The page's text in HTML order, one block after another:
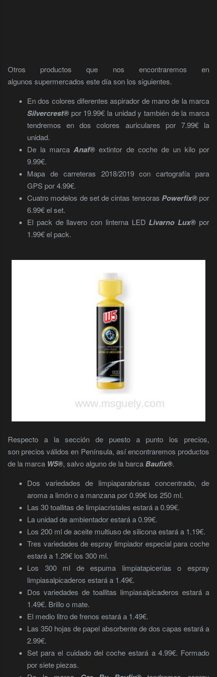
Otros productos que nos encontraremos en
algunos supermercados este día son los siguientes.
En dos colores diferentes aspirador de mano de la marca
Silvercrest® por 19.99€ la unidad y también de la marca
tendremos en dos colores auriculares por 7.99€ la
unidad.
De la marcaAnaf® extintor de coche de un kilo por
9.99€.
Mapa de carreteras 2018/2019 con cartografía para
GPS por 4.99€.
Cuatro modelos de set de cintas tensoras Powerfix®por
6.99€ el set.
El pack de llavero con linterna LED Livarno Lux® por
1.99€ el pack.
Respecto a la sección de puesto a punto los precios,
son precios válidos en Península, así encontraremos productos
de la marca W5®, salvo alguno de la barcaBaufix®.
Dos variedades de limpiaparabrisas concentrado, de
aroma a limón o a manzana por 0.99€ los 250 ml.
Las 30 toallitas de limpiacristales estará a 0.99€.
La unidad de ambientador estará a 0.99€.
Los 200 ml de aceite multiuso de silicona estará a 1.19€.
Tres variedades de espray limpiador especial para coche
estará a 1.29€ los 300 ml.
Los 300 ml de espuma limpiatapicerías o espray
limpiasalpicaderos estará a 1.49€.
Dos variedades de toallitas limpiasalpicaderos estará a
1.49€. Brillo o mate.
El medio litro de frenos estará a 1.49€.
Las 350 hojas de papel absorbente de dos capas estará a
2.99€.
Set para el cuidado del coche estará a 4.99€. Formado
por siete piezas.